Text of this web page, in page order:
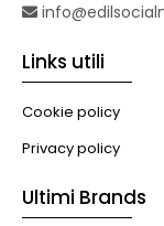
Links utili
Cookie policy
Privacy policy
Ultimi Brands